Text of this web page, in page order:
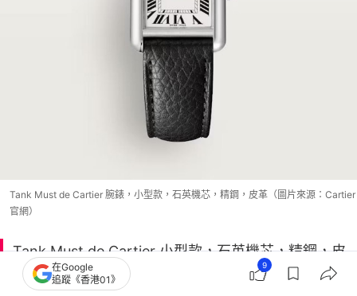
Tank Must de Cartier 腕錶，小型款，石英機芯，精鋼，皮革（圖片來源：Cartier
官網）
Tank Must de Cartier 小型款，石英機芯，精鋼，皮
革
在Google
追蹤《香港01》
9